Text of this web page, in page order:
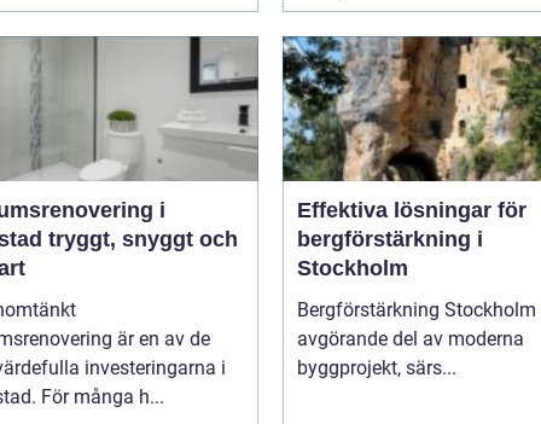
i
och
är en av de
investeringarna i
För många h...
Effektiva lösningar för
bergförstärkning i
Stockholm
Bergförstärkning Stockholm
avgörande del av moderna
byggprojekt, särs...